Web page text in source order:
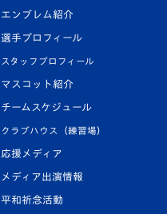
エンブレム紹介
選手プロフィール
スタッフプロフィール
マスコット紹介
チームスケジュール
クラブハウス（練習場）
応援メディア
メディア出演情報
平和祈念活動